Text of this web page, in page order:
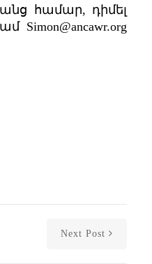
համար, դիմել
Simon@ancawr.org
Next Post